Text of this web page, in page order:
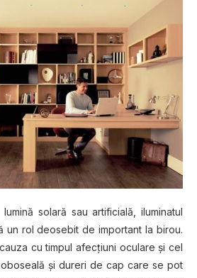
solară sau artificială, iluminatul
un rol deosebit de important la birou.
cu timpul afecţiuni oculare şi cel
şi dureri de cap care se pot